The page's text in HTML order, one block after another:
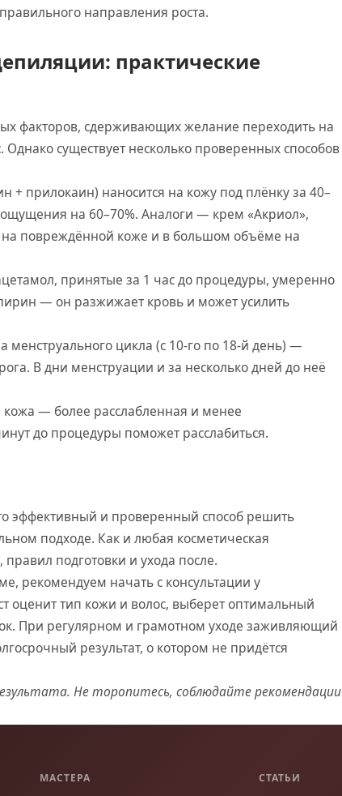
направления роста.
практические
факторов, сдерживающих желание переходить на
существует несколько проверенных способов
+ прилокаин) наносится на кожу под плёнку за 40–
на 60–70%. Аналоги — крем «Акриол»,
на повреждённой коже и в большом объёме на
принятые за 1 час до процедуры, умеренно
— он разжижает кровь и может усилить
менструального цикла (с 10-го по 18-й день) —
В дни менструации и за несколько дней до неё
кожа — более расслабленная и менее
до процедуры поможет расслабиться.
и проверенный способ решить
подходе. Как и любая косметическая
подготовки и ухода после.
рекомендуем начать с консультации у
оценит тип кожи и волос, выберет оптимальный
При регулярном и грамотном уходе заживляющий
результат, о котором не придётся
Не торопитесь, соблюдайте рекомендации
МАСТЕРА СТАТЬИ